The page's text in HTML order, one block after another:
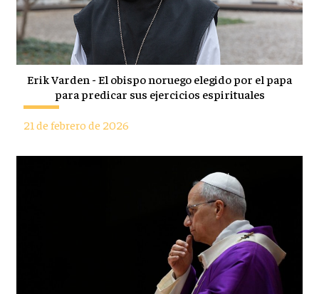
Erik Varden - El obispo noruego elegido por el papa
para predicar sus ejercicios espirituales
21 de febrero de 2026